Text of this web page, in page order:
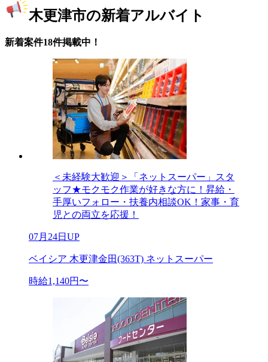
木更津市の新着アルバイト
新着案件18件掲載中！
＜未経験大歓迎＞「ネットスーパー」スタ
ッフ★モクモク作業が好きな方に！昇給・
手厚いフォロー・扶養内相談OK！家事・育
児との両立を応援！
07月24日UP
ベイシア 木更津金田(363T) ネットスーパー
時給1,140円〜